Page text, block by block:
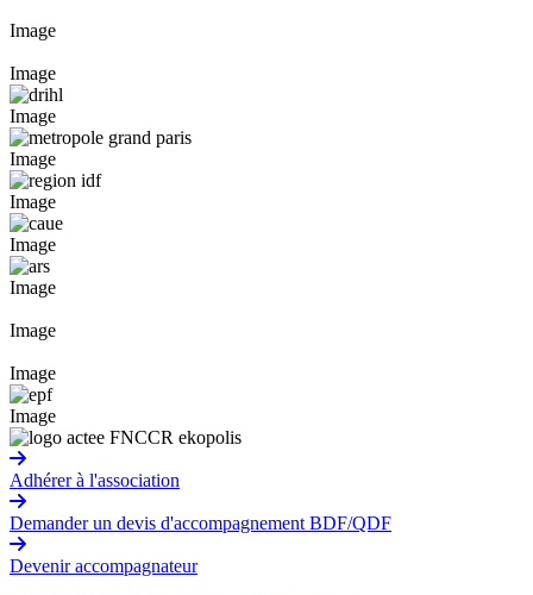
Image
Image
Image
Image
Image
Image
Image
Image
Image
Image
Adhérer à l'association
Demander un devis d'accompagnement BDF/QDF
Devenir accompagnateur